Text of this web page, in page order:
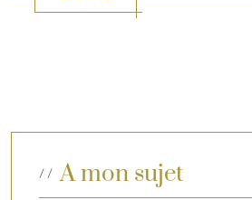
A mon sujet